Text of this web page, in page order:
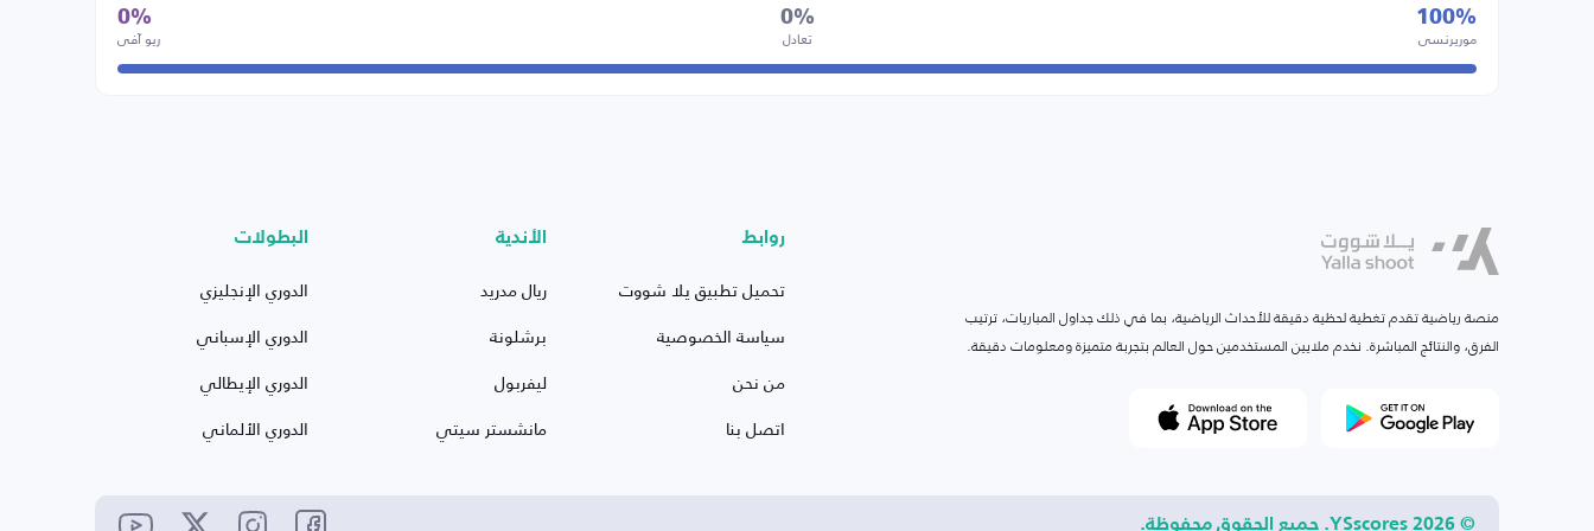
100%
موريرنسي
0%
تعادل
0%
ريو آفي
منصة رياضية تقدم تغطية لحظية دقيقة للأحداث الرياضية، بما في ذلك جداول المباريات، ترتيب
الفرق، والنتائج المباشرة. نخدم ملايين المستخدمين حول العالم بتجربة متميزة ومعلومات دقيقة.
روابط
تحميل تطبيق يلا شووت
سياسة الخصوصية
من نحن
اتصل بنا
الأندية
ريال مدريد
برشلونة
ليفربول
مانشستر سيتي
البطولات
الدوري الإنجليزي
الدوري الإسباني
الدوري الإيطالي
الدوري الألماني
© 2026 YSscores. جميع الحقوق محفوظة.